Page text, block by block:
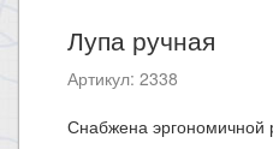
Лупа ручная
Артикул: 2338
Снабжена эргономичной